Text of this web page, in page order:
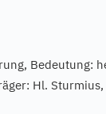
Bedeutung:
Hl.